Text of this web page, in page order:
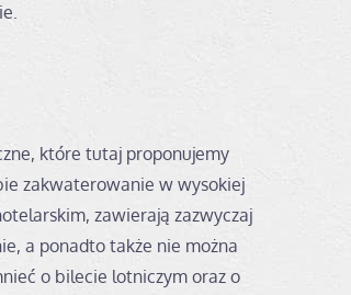
które tutaj proponujemy
zakwaterowanie w wysokiej
zawierają zazwyczaj
a ponadto także nie można
o bilecie lotniczym oraz o